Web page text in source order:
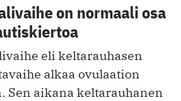
on normaali osa
eli keltarauhasen
alkaa ovulaation
Sen aikana keltarauhanen